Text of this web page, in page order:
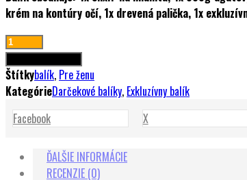
krém na kontúry očí, 1x drevená palička, 1x
množstvo
Exkluzívny
balík
pre
Štítkybalík, Pre ženu
KategórieDarčekové balíky, Exkluzívny balík
Facebook
X
ĎALŠIE INFORMÁCIE
RECENZIE (0)